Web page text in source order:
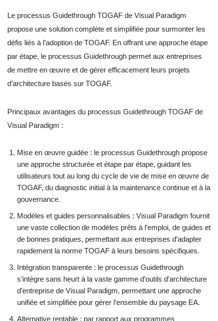
Le processus Guidethrough TOGAF de Visual Paradigm
propose une solution complète et simplifiée pour surmonter les
défis liés à l’adoption de TOGAF. En offrant une approche étape
par étape, le processus Guidethrough permet aux entreprises
de mettre en œuvre et de gérer efficacement leurs projets
d’architecture basés sur TOGAF.
Principaux avantages du processus Guidethrough TOGAF de
Visual Paradigm :
Mise en œuvre guidée : le processus Guidethrough propose
une approche structurée et étape par étape, guidant les
utilisateurs tout au long du cycle de vie de mise en œuvre de
TOGAF, du diagnostic initial à la maintenance continue et à la
gouvernance.
Modèles et guides personnalisables : Visual Paradigm fournit
une vaste collection de modèles prêts à l’emploi, de guides et
de bonnes pratiques, permettant aux entreprises d’adapter
rapidement la norme TOGAF à leurs besoins spécifiques.
Intégration transparente : le processus Guidethrough
s’intègre sans heurt à la vaste gamme d’outils d’architecture
d’entreprise de Visual Paradigm, permettant une approche
unifiée et simplifiée pour gérer l’ensemble du paysage EA.
Alternative rentable : par rapport aux programmes